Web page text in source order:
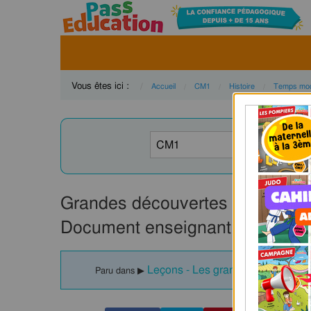
Vous êtes ici : Accueil CM1 Histoire Temps
Grandes découvertes – Cm1 –
Document enseignant – Cycle
Paru dans ▶ Leçons - Les grandes